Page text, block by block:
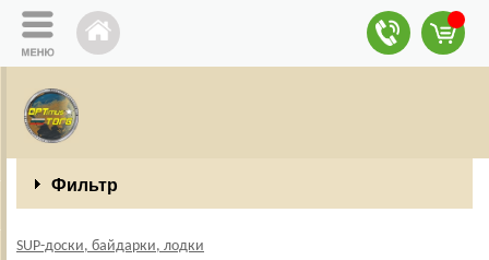
Фильтр
SUP-доски, байдарки, лодки